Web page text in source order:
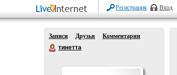
Регистрация Вход
Записи Друзья
Комментарии
тинетта